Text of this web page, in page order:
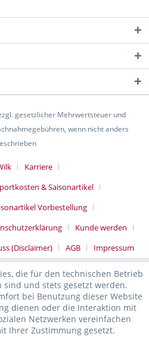
gesetzlicher Mehrwertsteuer und
wenn nicht anders
Karriere
& Saisonartikel
Vorbestellung
Kunde werden
(Disclaimer) AGB Impressum
die für den technischen Betrieb
und stets gesetzt werden.
bei Benutzung dieser Website
dienen oder die Interaktion mit
Netzwerken vereinfachen
Ihrer Zustimmung gesetzt.